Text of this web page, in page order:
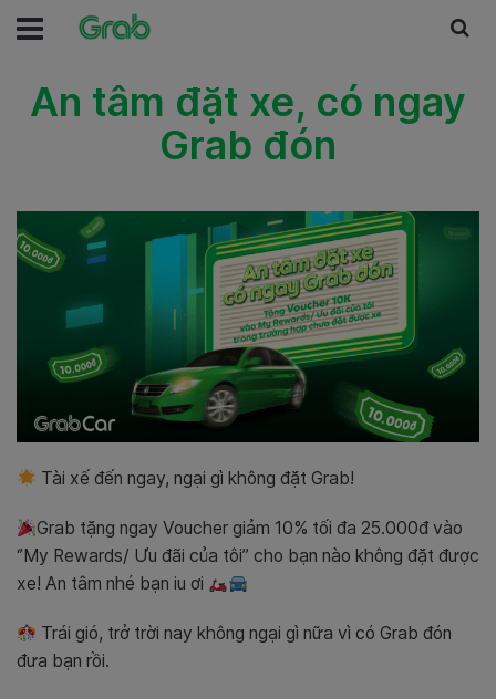
An tâm đặt xe, có ngay
Grab đón
Tài xế đến ngay, ngại gì không đặt Grab!
Grab tặng ngay Voucher giảm 10% tối đa 25.000đ vào
‘’My Rewards/ Ưu đãi của tôi’’ cho bạn nào không đặt được
xe! An tâm nhé bạn iu ơi
Trái gió, trở trời nay không ngại gì nữa vì có Grab đón
đưa bạn rồi.